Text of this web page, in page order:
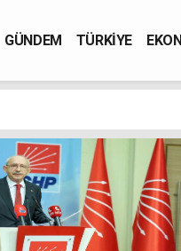
GÜNDEM TÜRKİYE